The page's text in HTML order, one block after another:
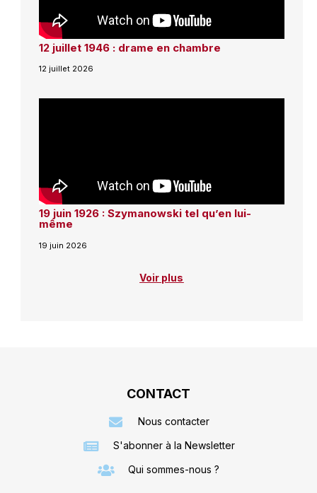
12 juillet 1946 : drame en chambre
12 juillet 2026
19 juin 1926 : Szymanowski tel qu’en lui-
même
19 juin 2026
Voir plus
CONTACT
Nous contacter
S'abonner à la Newsletter
Qui sommes-nous ?